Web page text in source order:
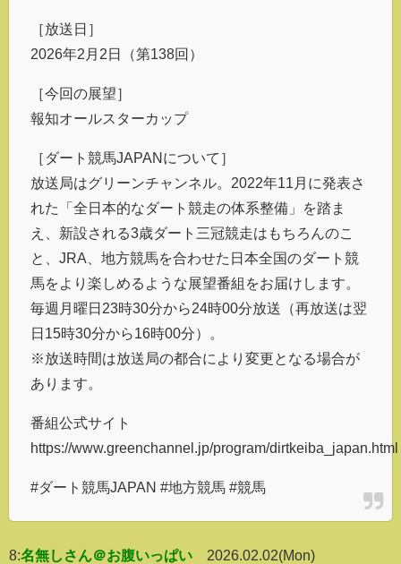
［放送日］
2026年2月2日（第138回）
［今回の展望］
報知オールスターカップ
［ダート競馬JAPANについて］
放送局はグリーンチャンネル。2022年11月に発表さ
れた「全日本的なダート競走の体系整備」を踏ま
え、新設される3歳ダート三冠競走はもちろんのこ
と、JRA、地方競馬を合わせた日本全国のダート競
馬をより楽しめるような展望番組をお届けします。
毎週月曜日23時30分から24時00分放送（再放送は翌
日15時30分から16時00分）。
※放送時間は放送局の都合により変更となる場合が
あります。
番組公式サイト
https://www.greenchannel.jp/program/dirtkeiba_japan.html
#ダート競馬JAPAN #地方競馬 #競馬
8:名無しさん＠お腹いっぱい 2026.02.02(Mon)